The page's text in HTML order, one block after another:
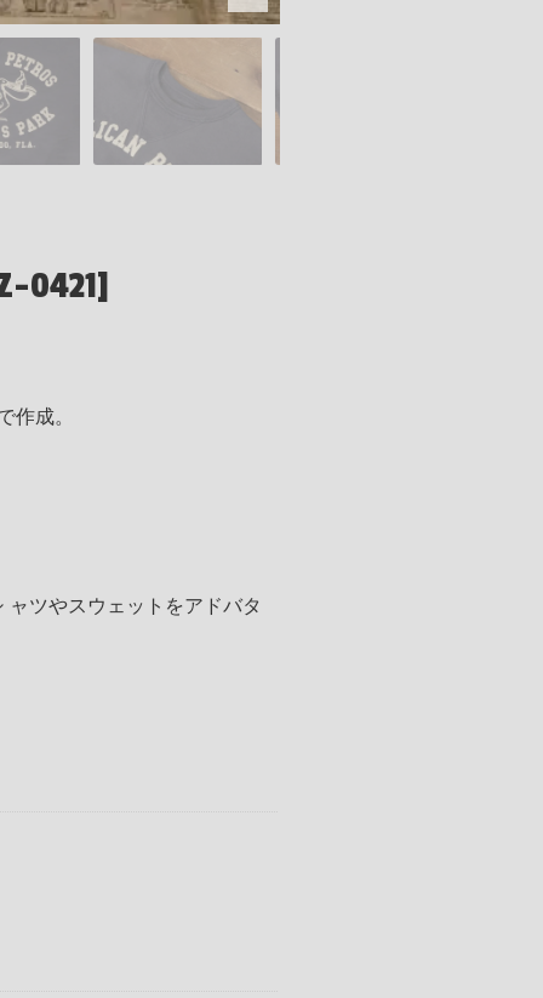
0421]
成。
ツやスウェットをアドバタ